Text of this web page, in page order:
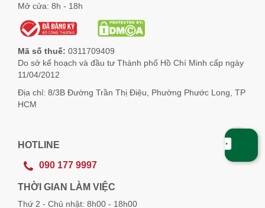
Mở cửa: 8h - 18h
Mã số thuế: 0311709409
Do sở kế hoạch và đầu tư Thành phố Hồ Chí Minh cấp ngày
11/04/2012
Địa chỉ: 8/3B Đường Trần Thị Điệu, Phường Phước Long, TP
HCM
HOTLINE
090 177 9997
THỜI GIAN LÀM VIỆC
Thứ 2 - Chủ nhật: 8h00 - 18h00